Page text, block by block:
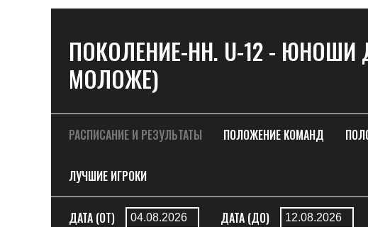
ПОКОЛЕНИЕ-НН. U-12 - ЮНОШИ
МОЛОЖЕ)
РАСПИСАНИЕ И РЕЗУЛЬТАТЫ ПОЛОЖЕНИЕ КОМАНД
ЛУЧШИЕ ИГРОКИ
ДАТА (ОТ) ДАТА (ДО)